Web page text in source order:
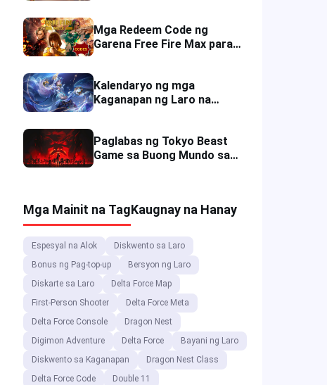
Mga Redeem Code ng
Garena Free Fire Max para
2025
Kalendaryo ng mga
Kaganapan ng Laro na
2025.
Paglabas ng Tokyo Beast
Game sa Buong Mundo sa
Mga Mainit na TagKaugnay na Hanay
Espesyal na Alok
Diskwento sa Laro
Bonus ng Pag-top-up
Bersyon ng Laro
Diskarte sa Laro
Delta Force Map
First-Person Shooter
Delta Force Meta
Delta Force Console
Dragon Nest
Digimon Adventure
Delta Force
Bayani ng Laro
Diskwento sa Kaganapan
Dragon Nest Class
Delta Force Code
Double 11